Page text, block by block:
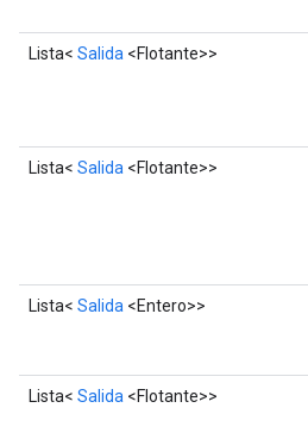
Lista< Salida <Flotante>>
Lista< Salida <Flotante>>
Lista< Salida <Entero>>
Lista< Salida <Flotante>>